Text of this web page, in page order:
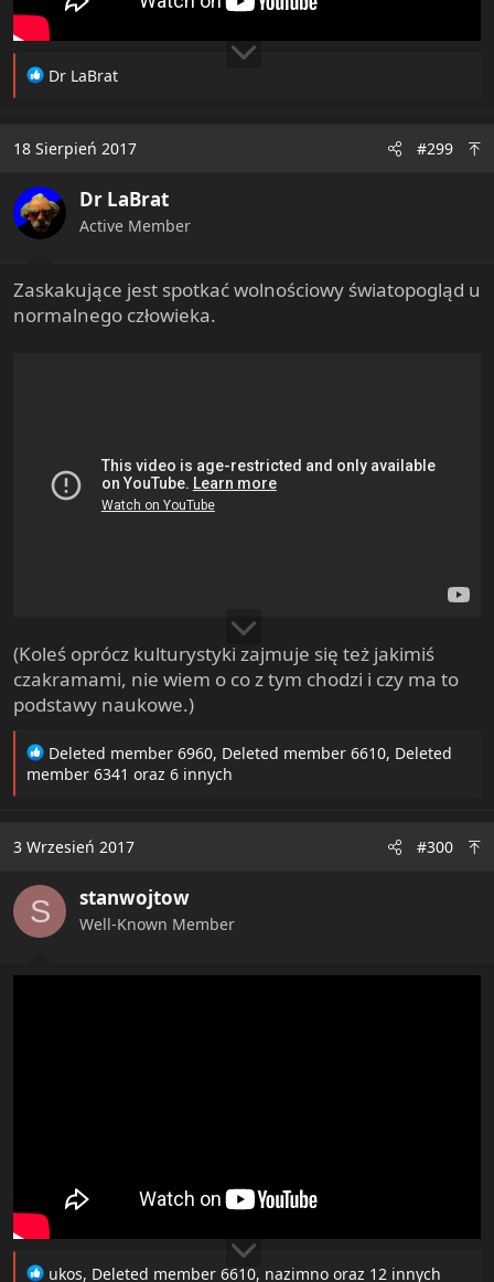
R
t
o
n
s
Dr LaBrat
18 Sierpień 2017 #299
Dr LaBrat
Active Member
Zaskakujące jest spotkać wolnościowy światopogląd u
normalnego człowieka.
(Koleś oprócz kulturystyki zajmuje się też jakimiś
czakramami, nie wiem o co z tym chodzi i czy ma to
podstawy naukowe.)
R
e
i
n
s
:
Deleted member 6960, Deleted member 6610, Deleted
member 6341 oraz 6 innych
3 Wrzesień 2017 #300
S stanwojtow
Well-Known Member
R
ukos, Deleted member 6610, nazimno oraz 12 innych